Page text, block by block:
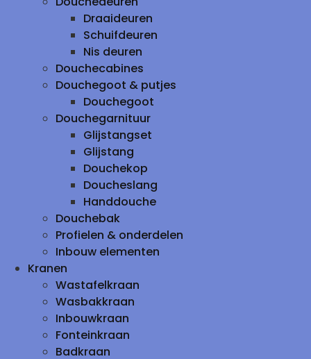
Draaideuren
Schuifdeuren
Nis deuren
Douchecabines
Douchegoot & putjes
Douchegoot
Douchegarnituur
Glijstangset
Glijstang
Douchekop
Doucheslang
Handdouche
Douchebak
Profielen & onderdelen
Inbouw elementen
Kranen
Wastafelkraan
Wasbakkraan
Inbouwkraan
Fonteinkraan
Badkraan